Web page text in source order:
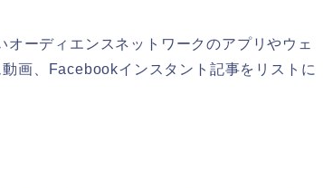
ーディエンスネットワークのアプリやウェ
画、Facebookインスタント記事をリストに